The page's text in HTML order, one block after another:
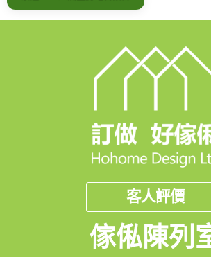
客人評價
傢俬陳列